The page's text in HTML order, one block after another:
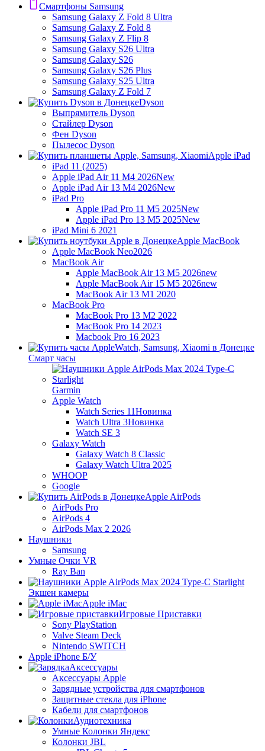
Смартфоны Samsung
Samsung Galaxy Z Fold 8 Ultra
Samsung Galaxy Z Fold 8
Samsung Galaxy Z Flip 8
Samsung Galaxy S26 Ultra
Samsung Galaxy S26
Samsung Galaxy S26 Plus
Samsung Galaxy S25 Ultra
Samsung Galaxy Z Fold 7
Dyson
Выпрямитель Dyson
Стайлер Dyson
Фен Dyson
Пылесос Dyson
Apple iPad
iPad 11 (2025)
Apple iPad Air 11 M4 2026New
Apple iPad Air 13 M4 2026New
iPad Pro
Apple iPad Pro 11 M5 2025New
Apple iPad Pro 13 M5 2025New
iPad Mini 6 2021
Apple MacBook
Apple MacBook Neo2026
MacBook Air
Apple MacBook Air 13 M5 2026new
Apple MacBook Air 15 M5 2026new
MacBook Air 13 M1 2020
MacBook Pro
MacBook Pro 13 M2 2022
MacBook Pro 14 2023
Macbook Pro 16 2023
Смарт часы
Garmin
Apple Watch
Watch Series 11Новинка
Watch Ultra 3Новинка
Watch SE 3
Galaxy Watch
Galaxy Watch 8 Classic
Galaxy Watch Ultra 2025
WHOOP
Google
Apple AirPods
AirPods Pro
AirPods 4
AirPods Max 2 2026
Наушники
Samsung
Умные Очки VR
Ray Ban
Экшен камеры
Apple iMac
Игровые Приставки
Sony PlayStation
Valve Steam Deck
Nintendo SWITCH
Apple iPhone Б/У
Аксессуары
Аксессуары Apple
Зарядные устройства для смартфонов
Защитные стекла для iPhone
Кабели для смартфонов
Аудиотехника
Умные Колонки Яндекс
Колонки JBL